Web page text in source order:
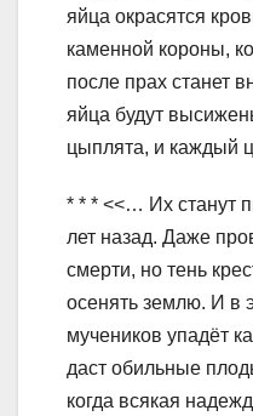
яйца окрасятся
каменной короны,
после прах станет
яйца будут
цыплята, и каждый
* * * <<… Их станут
лет назад. Даже
смерти, но тень
осенять землю. И в
мучеников упадёт
даст обильные
когда всякая